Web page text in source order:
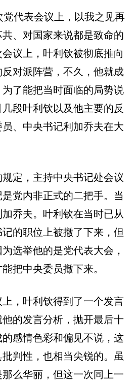
党代表会议上，以我之见再
、对国家来说都是致命的
议上，叶利钦被彻底推向
对派阵营，不久，他就成
了能把当时面临的局势说
段叶利钦以及他主要的反
、中央书记利加乔夫在大
定，主持中央书记处会议
党内非正式的二把手。当
乔夫。叶利钦在当时已从
的职位上被撤了下来，但
选举他的是党代表大会，
把中央委员撤下来。
，叶利钦得到了一个发言
的发言分析，抛开最后十
感情色彩和偏见不说，这
判性，也相当尖锐的。虽
么华丽，但这一次同上一